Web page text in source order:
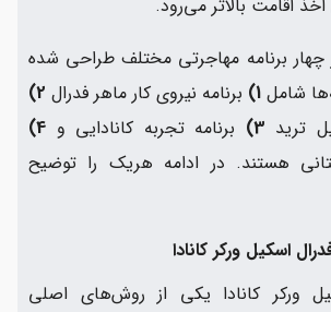
اقامت بالاتر می‌رود.
چهار برنامه مهاجرتی مختلف طراحی شده
شامل 1) برنامه نیروی کار ماهر فدرال 2)
ترید 3) برنامه تجربه کانادایی و 4)
هستند. در ادامه هریک را توضیح
اسکیل ورکر کانادا
ورکر کانادا یکی از روش‌های اصلی